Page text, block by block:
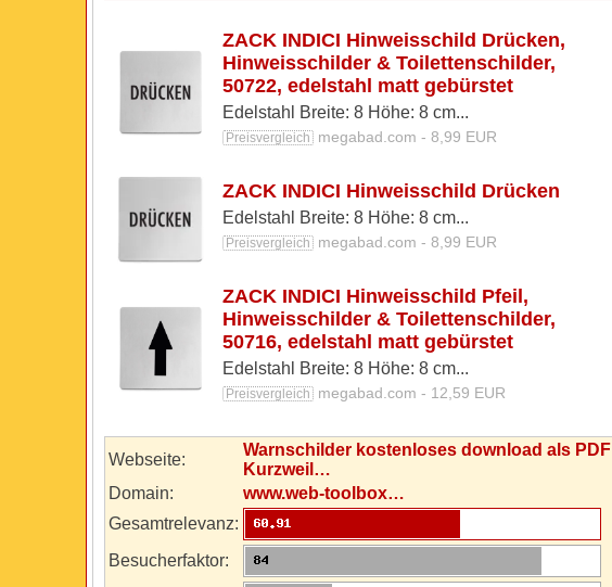
ZACK INDICI Hinweisschild Drücken,
Hinweisschilder & Toilettenschilder,
50722, edelstahl matt gebürstet
Edelstahl Breite: 8 Höhe: 8 cm...
Preisvergleich megabad.com - 8,99 EUR
ZACK INDICI Hinweisschild Drücken
Edelstahl Breite: 8 Höhe: 8 cm...
Preisvergleich megabad.com - 8,99 EUR
ZACK INDICI Hinweisschild Pfeil,
Hinweisschilder & Toilettenschilder,
50716, edelstahl matt gebürstet
Edelstahl Breite: 8 Höhe: 8 cm...
Preisvergleich megabad.com - 12,59 EUR
Webseite:
Warnschilder kostenloses download als PDF
Kurzweil…
Domain:
www.web-toolbox…
Gesamtrelevanz:
Besucherfaktor: